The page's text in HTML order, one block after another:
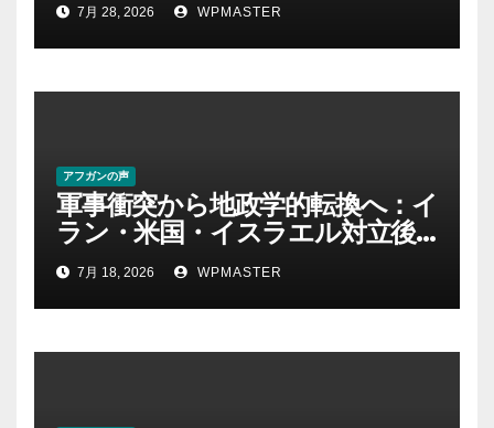
を問い直す-第２部
7月 28, 2026 WPMASTER
アフガンの声
軍事衝突から地政学的転換へ：イ
ラン・米国・イスラエル対立後
の中東における権力・抵抗・世
界秩序の再定義ー第１部
7月 18, 2026 WPMASTER